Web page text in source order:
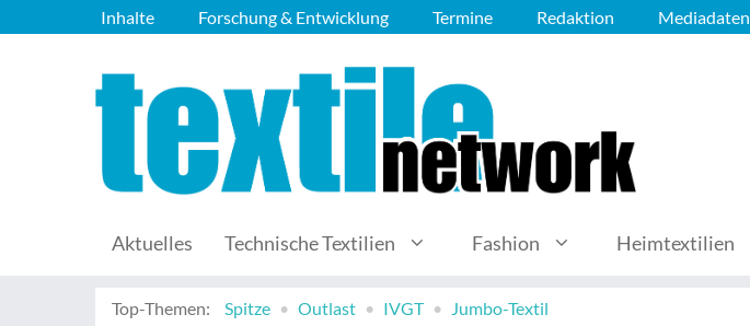
Inhalte Forschung & Entwicklung Termine Redaktion Mediadaten
Aktuelles Technische Textilien Fashion Heimtextilien
Top-Themen: Spitze Outlast IVGT Jumbo-Textil